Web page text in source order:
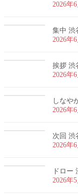
2026年
集中 渋
2026年
挨拶 渋
2026年
しなや
2026年
次回 渋
2026年
ドロー
2026年